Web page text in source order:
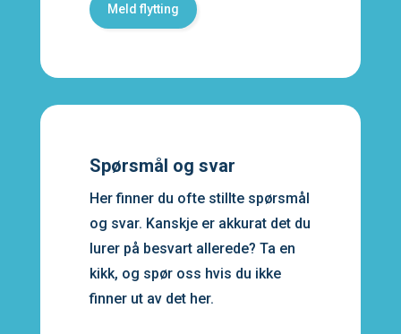
Meld flytting
Spørsmål og svar
Her finner du ofte stillte spørsmål
og svar. Kanskje er akkurat det du
lurer på besvart allerede? Ta en
kikk, og spør oss hvis du ikke
finner ut av det her.